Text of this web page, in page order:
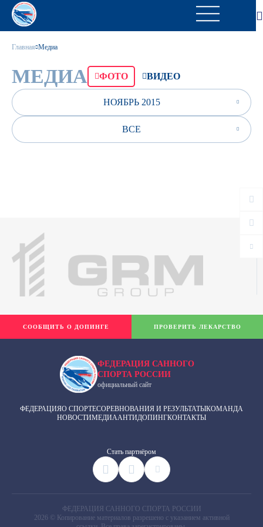
Главная Медиа
МЕДИА ФОТО ВИДЕО
НОЯБРЬ 2015
ВСЕ
ФЕДЕРАЦИЯ САННОГО
СПОРТА РОССИИ
официальный сайт
ФЕДЕРАЦИЯО СПОРТЕСОРЕВНОВАНИЯ И РЕЗУЛЬТАТЫКОМАНДА
НОВОСТИМЕДИААНТИДОПИНГКОНТАКТЫ
Cтать партнёром
СООБЩИТЬ О ДОПИНГЕ ПРОВЕРИТЬ ЛЕКАРСТВО
ФЕДЕРАЦИЯ САННОГО СПОРТА РОССИИ
2026 © Копирование материалов разрешено с указанием активной